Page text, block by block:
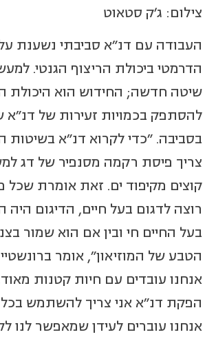
צילום: ג'ק סטאוט
העבודה עם דנ"א סביבתי נשענת
הדרמטי ביכולת הריצוף הגנטי.
שיטה חדשה; החידוש הוא היכולת
להסתפק בכמויות זעירות של דנ"א
בסביבה. "כדי לקרוא דנ"א בשיטות
צריך פיסת רקמה מסנפיר של דג
קוצים מקיפוד ים. זאת אומרת שכל
רוצה לדגום בעל חיים, הדיגום היה
בעל החיים חי ובין אם הוא שמור
הטבע של המוזיאון", אומר
אנחנו עובדים עם חיות קטנות
הפקת דנ"א אני צריך להשתמש בכל
אנחנו עוברים לעידן שמאפשר לנו